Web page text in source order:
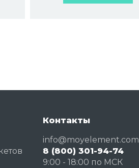
Контакты
info@moyelement.com
8 (800) 301-94-74
9:00 - 18:00 по МСК